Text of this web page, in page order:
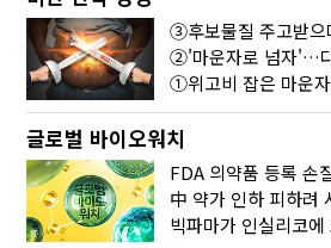
③후보물질 주고받
②'마운자로 넘자'…
①위고비 잡은 마운
글로벌 바이오워치
FDA 의약품 등록
中 약가 인하 피하려
빅파마가 인실리코에